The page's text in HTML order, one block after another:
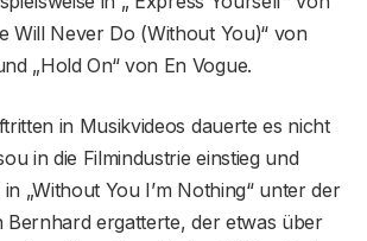
Will Never Do (Without You)“ von
„Hold On“ von En Vogue.
in Musikvideos dauerte es nicht
in die Filmindustrie einstieg und
„Without You I’m Nothing“ unter der
Bernhard ergatterte, der etwas über